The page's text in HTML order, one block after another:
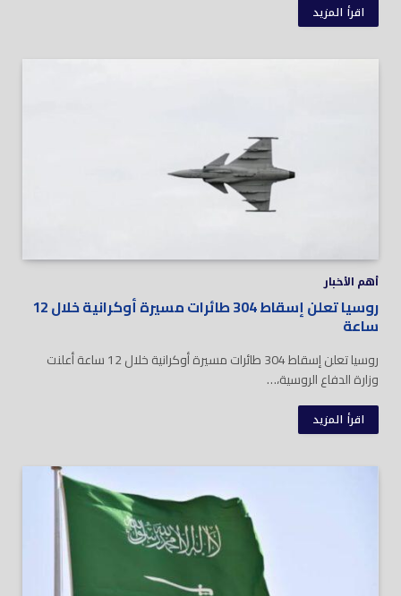
اقرأ المزيد
أهم الأخبار
روسيا تعلن إسقاط 304 طائرات مسيرة أوكرانية خلال 12
ساعة
روسيا تعلن إسقاط 304 طائرات مسيرة أوكرانية خلال 12 ساعة أعلنت
وزارة الدفاع الروسية،…
اقرأ المزيد